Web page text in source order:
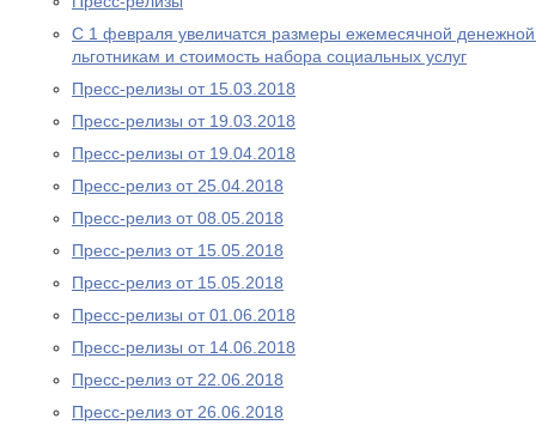
С 1 февраля увеличатся размеры ежемесячной
льготникам и стоимость набора социальных услуг
Пресс-релизы от 15.03.2018
Пресс-релизы от 19.03.2018
Пресс-релизы от 19.04.2018
Пресс-релиз от 25.04.2018
Пресс-релиз от 08.05.2018
Пресс-релиз от 15.05.2018
Пресс-релиз от 15.05.2018
Пресс-релизы от 01.06.2018
Пресс-релизы от 14.06.2018
Пресс-релиз от 22.06.2018
Пресс-релиз от 26.06.2018